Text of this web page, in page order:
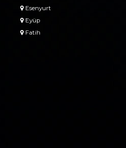
Esenyurt
Eyüp
Fatih